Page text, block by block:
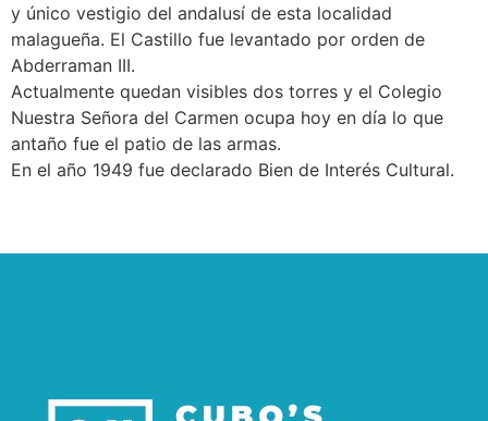
y único vestigio del andalusí de esta localidad
malagueña. El Castillo fue levantado por orden de
Abderraman III.
Actualmente quedan visibles dos torres y el Colegio
Nuestra Señora del Carmen ocupa hoy en día lo que
antaño fue el patio de las armas.
En el año 1949 fue declarado Bien de Interés Cultural.